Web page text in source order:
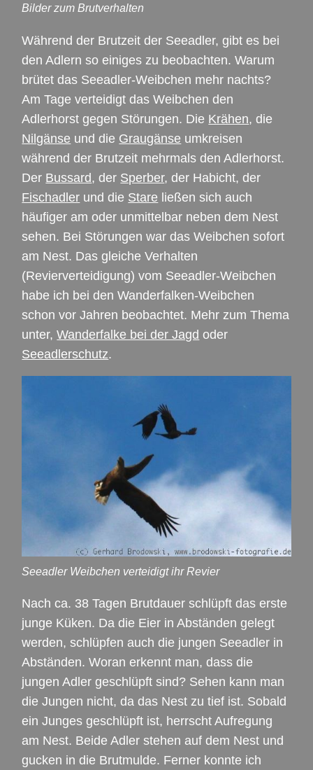
Bilder zum Brutverhalten
Während der Brutzeit der Seeadler, gibt es bei
den Adlern so einiges zu beobachten. Warum
brütet das Seeadler-Weibchen mehr nachts?
Am Tage verteidigt das Weibchen den
Adlerhorst gegen Störungen. Die Krähen, die
Nilgänse und die Graugänse umkreisen
während der Brutzeit mehrmals den Adlerhorst.
Der Bussard, der Sperber, der Habicht, der
Fischadler und die Stare ließen sich auch
häufiger am oder unmittelbar neben dem Nest
sehen. Bei Störungen war das Weibchen sofort
am Nest. Das gleiche Verhalten
(Revierverteidigung) vom Seeadler-Weibchen
habe ich bei den Wanderfalken-Weibchen
schon vor Jahren beobachtet. Mehr zum Thema
unter,Wanderfalke bei der Jagd oder
Seeadlerschutz.
Seeadler Weibchen verteidigt ihr Revier
Nach ca. 38 Tagen Brutdauer schlüpft das erste
junge Küken. Da die Eier in Abständen gelegt
werden, schlüpfen auch die jungen Seeadler in
Abständen. Woran erkennt man, dass die
jungen Adler geschlüpft sind? Sehen kann man
die Jungen nicht, da das Nest zu tief ist. Sobald
ein Junges geschlüpft ist, herrscht Aufregung
am Nest. Beide Adler stehen auf dem Nest und
gucken in die Brutmulde. Ferner konnte ich